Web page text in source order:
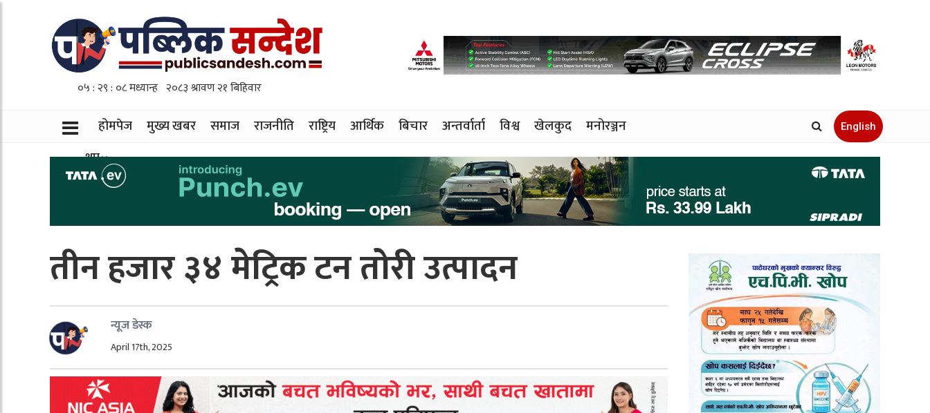
होमपेज मुख्य खबर समाज राजनीति राष्ट्रिय आर्थिक बिचार अन्तर्वार्ता विश्व खेलकुद
मनोरञ्जन
थप
English
तीन हजार ३४ मेट्रिक टन तोरी उत्पादन
न्यूज डेस्क
April 17th, 2025